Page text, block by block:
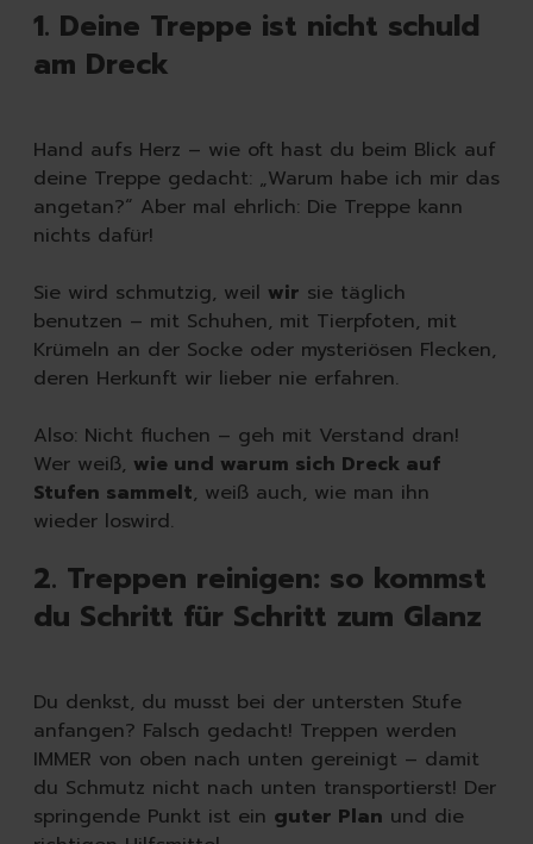
1. Deine Treppe ist nicht schuld
am Dreck
Hand aufs Herz – wie oft hast du beim Blick auf
deine Treppe gedacht: „Warum habe ich mir das
angetan?“ Aber mal ehrlich: Die Treppe kann
nichts dafür!
Sie wird schmutzig, weil wir sie täglich
benutzen – mit Schuhen, mit Tierpfoten, mit
Krümeln an der Socke oder mysteriösen Flecken,
deren Herkunft wir lieber nie erfahren.
Also: Nicht fluchen – geh mit Verstand dran!
Wer weiß, wie und warum sich Dreck auf
Stufen sammelt, weiß auch, wie man ihn
wieder loswird.
2. Treppen reinigen: so kommst
du Schritt für Schritt zum Glanz
Du denkst, du musst bei der untersten Stufe
anfangen? Falsch gedacht! Treppen werden
IMMER von oben nach unten gereinigt – damit
du Schmutz nicht nach unten transportierst! Der
springende Punkt ist ein guter Plan und die